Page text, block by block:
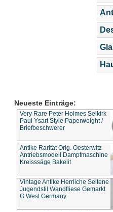
Neueste Einträge:
Very Rare Peter Holmes Selkirk
Paul Ysart Style Paperweight /
Briefbeschwerer
Antike Rarität Orig. Oesterwitz
Antriebsmodell Dampfmaschine
Kreisssäge Bakelit
Vintage Antike Herrliche Seltene
Jugendstil Wandfliese Gemarkt
G West Germany